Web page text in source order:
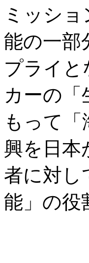
ミッシ
能の一部
プライと
カーの
もって
興を日本
者に対し
能」の役